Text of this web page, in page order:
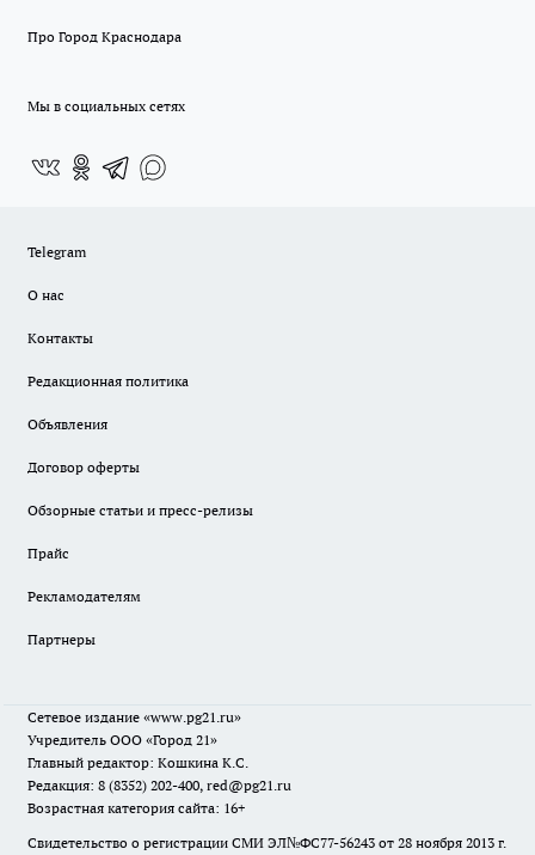
Про Город Краснодара
Мы в социальных сетях
Telegram
О нас
Контакты
Редакционная политика
Объявления
Договор оферты
Обзорные статьи и пресс-релизы
Прайс
Рекламодателям
Партнеры
Сетевое издание «www.pg21.ru»
Учредитель ООО «Город 21»
Главный редактор: Кошкина К.С.
Редакция: 8 (8352) 202-400, red@pg21.ru
Возрастная категория сайта: 16+
Свидетельство о регистрации СМИ ЭЛ№ФС77-56243 от 28 ноября 2013 г.